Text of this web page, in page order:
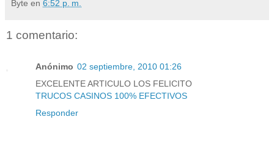
Byte en 6:52 p. m.
1 comentario:
Anónimo 02 septiembre, 2010 01:26
EXCELENTE ARTICULO LOS FELICITO
TRUCOS CASINOS 100% EFECTIVOS
Responder